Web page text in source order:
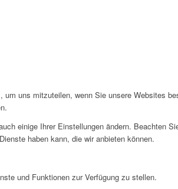
uns mitzuteilen, wenn Sie unsere Websites
einige Ihrer Einstellungen ändern. Beachten
haben kann, die wir anbieten können.
und Funktionen zur Verfügung zu stellen.